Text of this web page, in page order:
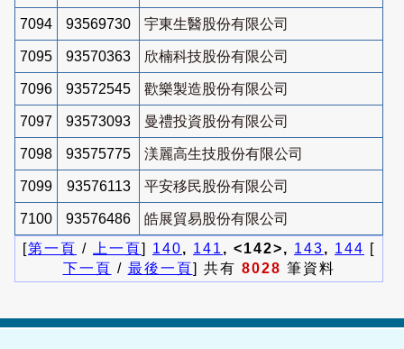
7094 93569730 宇東生醫股份有限公司
7095 93570363 欣楠科技股份有限公司
7096 93572545 歡樂製造股份有限公司
7097 93573093 曼禮投資股份有限公司
7098 93575775 渼麗高生技股份有限公司
7099 93576113 平安移民股份有限公司
7100 93576486
皓展貿易股份有限公司
[第一頁 / 上一頁] 140, 141 , <142>, 143, 144 [
下一頁 / 最後一頁] 共有 8028 筆資料